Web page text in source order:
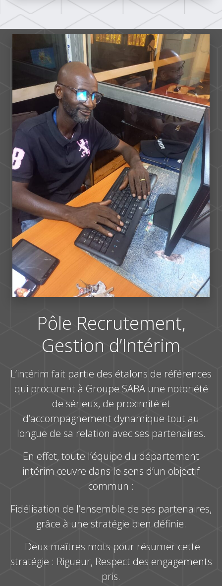
Pôle Recrutement,
Gestion d’Intérim
L’intérim fait partie des étalons de références
qui procurent à Groupe SABA une notoriété
de sérieux, de proximité et
d’accompagnement dynamique tout au
longue de sa relation avec ses partenaires.
En effet, toute l’équipe du département
intérim œuvre dans le sens d’un objectif
commun :
Fidélisation de l’ensemble de ses partenaires,
grâce à une stratégie bien définie.
Deux maîtres mots pour résumer cette
stratégie : Rigueur, Respect des engagements
pris.